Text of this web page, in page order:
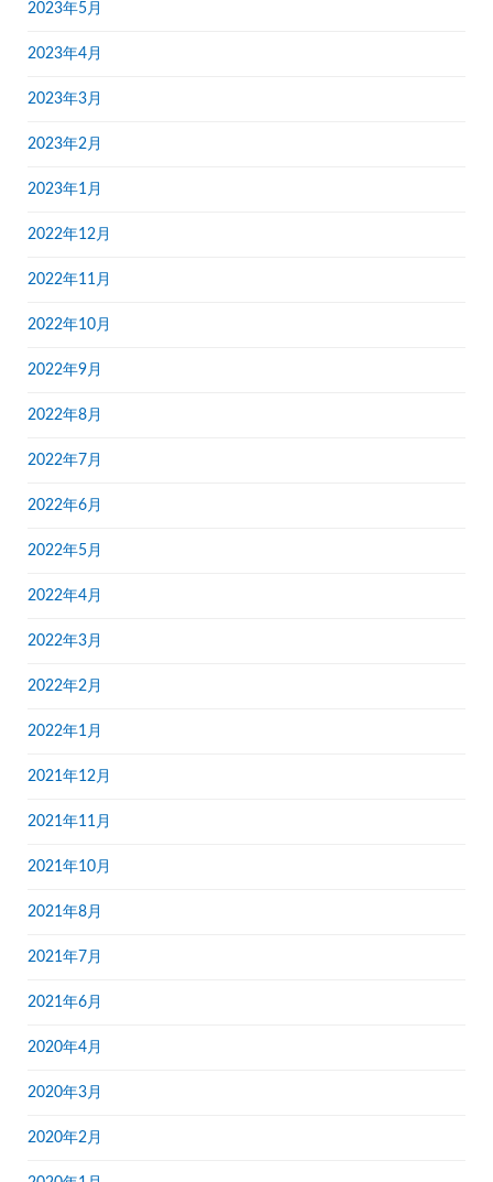
2023年5月
2023年4月
2023年3月
2023年2月
2023年1月
2022年12月
2022年11月
2022年10月
2022年9月
2022年8月
2022年7月
2022年6月
2022年5月
2022年4月
2022年3月
2022年2月
2022年1月
2021年12月
2021年11月
2021年10月
2021年8月
2021年7月
2021年6月
2020年4月
2020年3月
2020年2月